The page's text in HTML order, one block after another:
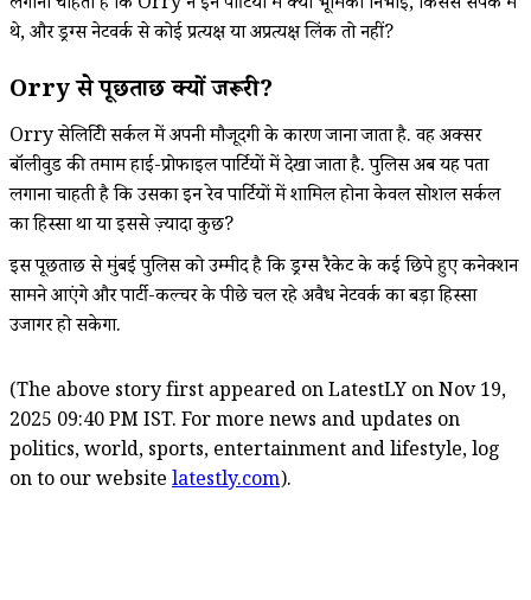
थे, और ड्रग्स नेटवर्क से कोई प्रत्यक्ष या अप्रत्यक्ष लिंक तो नहीं?
Orry से पूछताछ क्यों जरूरी?
Orry सेलिब्रिटी सर्कल में अपनी मौजूदगी के कारण जाना जाता है. वह अक्सर
बॉलीवुड की तमाम हाई-प्रोफाइल पार्टियों में देखा जाता है. पुलिस अब यह पता
लगाना चाहती है कि उसका इन रेव पार्टियों में शामिल होना केवल सोशल सर्कल
का हिस्सा था या इससे ज़्यादा कुछ?
इस पूछताछ से मुंबई पुलिस को उम्मीद है कि ड्रग्स रैकेट के कई छिपे हुए कनेक्शन
सामने आएंगे और पार्टी-कल्चर के पीछे चल रहे अवैध नेटवर्क का बड़ा हिस्सा
उजागर हो सकेगा.
(The above story first appeared on LatestLY on Nov 19,
2025 09:40 PM IST. For more news and updates on
politics, world, sports, entertainment and lifestyle, log
on to our website latestly.com).